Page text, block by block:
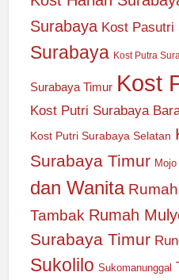
Surabaya Kost Pasutri
Surabaya Kost Putra
Surabaya Timur Kost
Kost Putri Surabaya
Kost Putri Surabaya Selatan
Surabaya Timur Mojo
dan Wanita
Tambak Rumah
Surabaya Timur
Sukolilo Sukomanunggal